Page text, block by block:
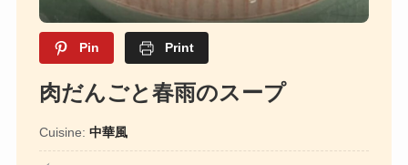
Pin Print
肉だんごと春雨のスープ
Cuisine: 中華風